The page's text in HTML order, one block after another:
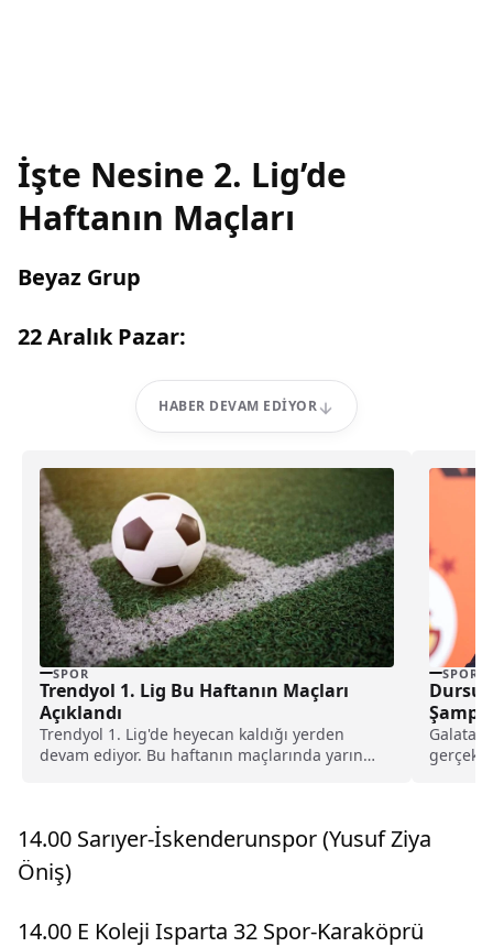
İşte Nesine 2. Lig’de
Haftanın Maçları
Beyaz Grup
22 Aralık Pazar:
HABER DEVAM EDIYOR
SPOR
Trendyol 1. Lig Bu Haftanın Maçları
Açıklandı
Trendyol 1. Lig'de heyecan kaldığı yerden
devam ediyor. Bu haftanın maçlarında yarın
SPOR
14.00 Sarıyer-İskenderunspor (Yusuf Ziya
Öniş)
14.00 E Koleji Isparta 32 Spor-Karaköprü